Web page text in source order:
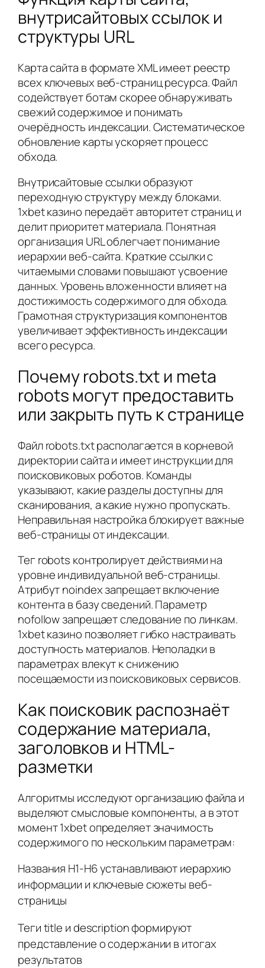
внутрисайтовых ссылок и
структуры URL
Карта сайта в формате XML имеет реестр
всех ключевых веб-страниц ресурса. Файл
содействует ботам скорее обнаруживать
свежий содержимое и понимать
очерёдность индексации. Систематическое
обновление карты ускоряет процесс
обхода.
Внутрисайтовые ссылки образуют
переходную структуру между блоками.
1xbet казино передаёт авторитет страниц и
делит приоритет материала. Понятная
организация URL облегчает понимание
иерархии веб-сайта. Краткие ссылки с
читаемыми словами повышают усвоение
данных. Уровень вложенности влияет на
достижимость содержимого для обхода.
Грамотная структуризация компонентов
увеличивает эффективность индексации
всего ресурса.
Почему robots.txt и meta
robots могут предоставить
или закрыть путь к странице
Файл robots.txt располагается в корневой
директории сайта и имеет инструкции для
поисковиковых роботов. Команды
указывают, какие разделы доступны для
сканирования, а какие нужно пропускать.
Неправильная настройка блокирует важные
веб-страницы от индексации.
Тег robots контролирует действиями на
уровне индивидуальной веб-страницы.
Атрибут noindex запрещает включение
контента в базу сведений. Параметр
nofollow запрещает следование по линкам.
1xbet казино позволяет гибко настраивать
доступность материалов. Неполадки в
параметрах влекут к снижению
посещаемости из поисковиковых сервисов.
Как поисковик распознаёт
содержание материала,
заголовков и HTML-
разметки
Алгоритмы исследуют организацию файла и
выделяют смысловые компоненты, а в этот
момент 1xbet определяет значимость
содержимого по нескольким параметрам:
Названия H1-H6 устанавливают иерархию
информации и ключевые сюжеты веб-
страницы
Теги title и description формируют
представление о содержании в итогах
результатов